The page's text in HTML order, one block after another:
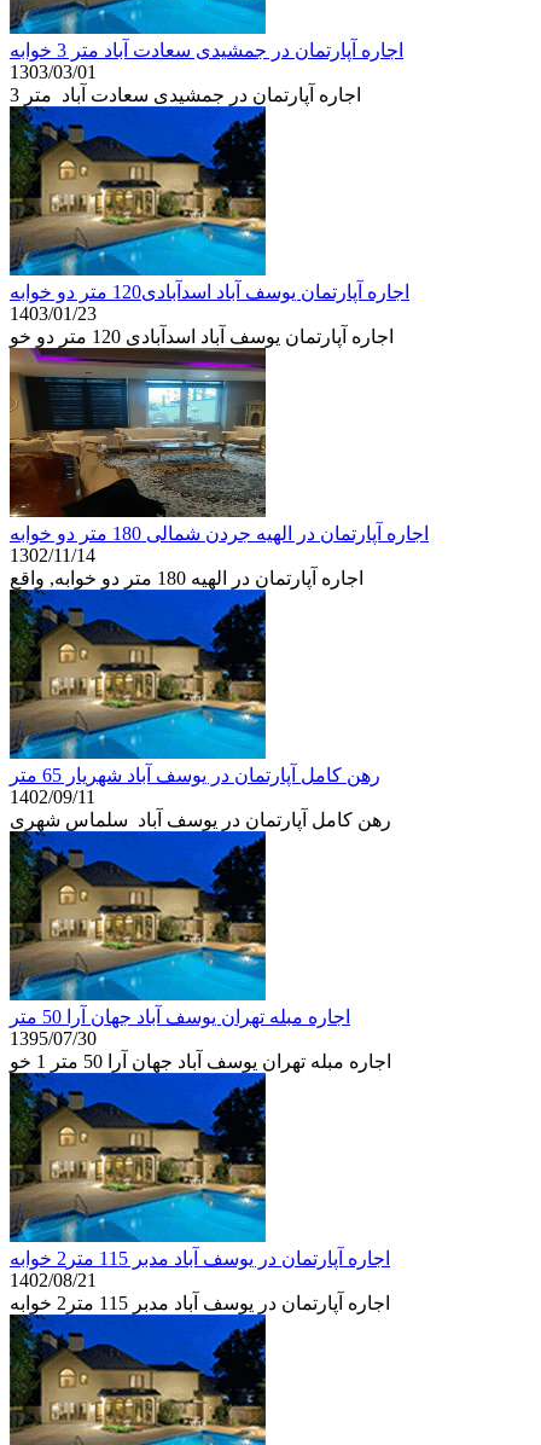
اجاره آپارتمان در جمشیدی سعادت آباد متر 3 خوابه
1303/03/01
اجاره آپارتمان در جمشیدی سعادت آباد متر 3
اجاره آپارتمان یوسف آباد اسدآبادی120 متر دو خوابه
1403/01/23
اجاره آپارتمان یوسف آباد اسدآبادی 120 متر دو خو
اجاره آپارتمان در الهیه جردن شمالی 180 متر دو خوابه
1302/11/14
اجاره آپارتمان در الهیه 180 متر دو خوابه, واقع
رهن کامل آپارتمان در یوسف آباد شهریار 65 متر
1402/09/11
رهن کامل آپارتمان در یوسف آباد سلماس شهری
اجاره مبله تهران یوسف آباد جهان آرا 50 متر
1395/07/30
اجاره مبله تهران یوسف آباد جهان آرا 50 متر 1 خو
اجاره آپارتمان در یوسف آباد مدبر 115 متر2 خوابه
1402/08/21
اجاره آپارتمان در یوسف آباد مدبر 115 متر2 خوابه